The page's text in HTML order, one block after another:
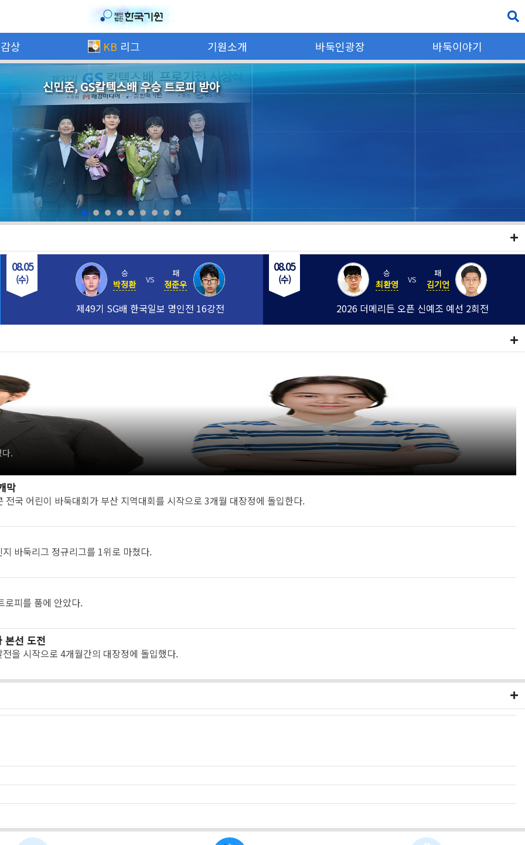
상 KB 리그 기원소개 바둑인광장 바둑이야기
신민준, GS칼텍스배 우승 트로피 받아
08.05
(수)
승
박정환 VS
패
정준우
제49기 SG배 한국일보 명인전 16강전
08.05
(수)
승
최환영 VS
패
김기언
2026 더메리든 오픈 신예조 예선 2회전
.
막
국 어린이 바둑대회가 부산 지역대회를 시작으로 3개월 대장정에 돌입한다.
바둑리그 정규리그를 1위로 마쳤다.
로피를 품에 안았다.
본선 도전
을 시작으로 4개월간의 대장정에 돌입했다.